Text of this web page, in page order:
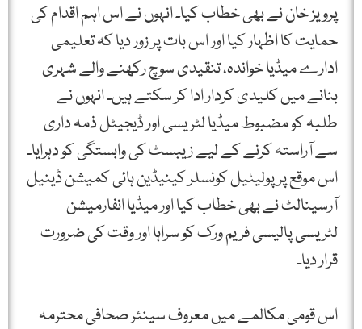
پرویز خان نے بھی خطاب کیا۔ انہوں نے اس اہم اقدام کی
حمایت کا اظہار کیا اور اس بات پر زور دیا کہ تعلیمی
ادارے میڈیا خواندہ، تنقیدی سوچ رکھنے والے شہری
بنانے میں کلیدی کردار ادا کر سکتے ہیں۔ انہوں نے
طلبہ کو مضبوط میڈیا لٹریسی اور ڈیجیٹل ذمہ داری
سے آراستہ کرنے کے لیے زیبسٹ کی وابستگی کو دہرایا۔
اس موقع پرپولیٹیل کونسلر کینیڈین ہائی کمیشن ڈینیل
آرسینالٹ نے بھی خطاب کیا اور میڈیا انفارمیشن
لٹریسی پالیسی فریم ورک کو سراہا اور وقت کی ضرورت
قرار دیا۔
اس قومی مکالمے میں معروف سینئر صحافی محترمہ